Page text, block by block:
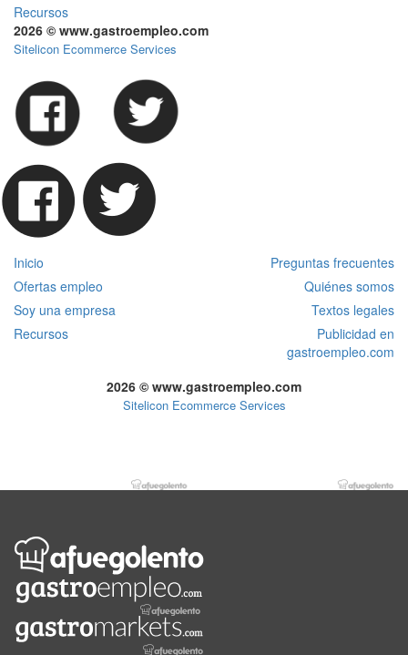
Recursos
2026 © www.gastroempleo.com
Sitelicon Ecommerce Services
Inicio
Preguntas frecuentes
Ofertas empleo
Quiénes somos
Soy una empresa
Textos legales
Recursos
Publicidad en
gastroempleo.com
2026 © www.gastroempleo.com
Sitelicon Ecommerce Services